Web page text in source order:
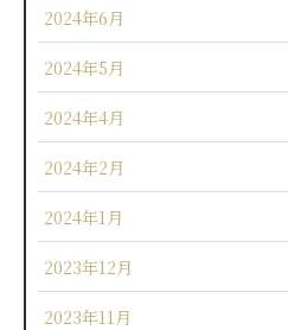
2024年6月
2024年5月
2024年4月
2024年2月
2024年1月
2023年12月
2023年11月